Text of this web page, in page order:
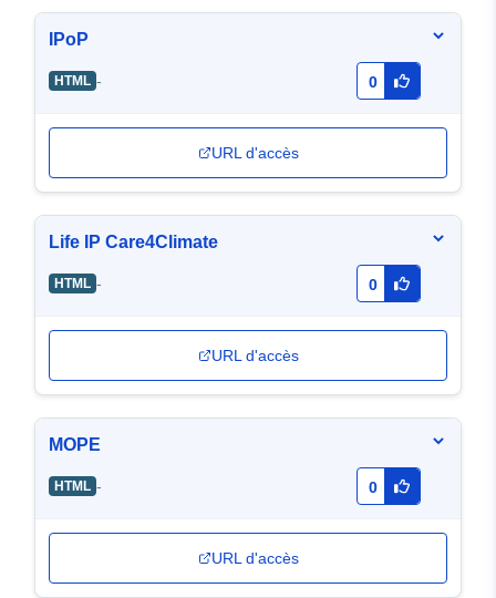
IPoP
HTML - 0
URL d'accès
Life IP Care4Climate
HTML - 0
URL d'accès
MOPE
HTML - 0
URL d'accès